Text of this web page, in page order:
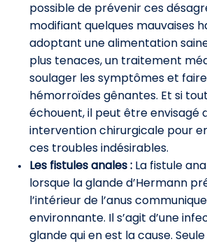
possible de prévenir ces
modifiant quelques mauvaises
adoptant une alimentation
plus tenaces, un traitement
soulager les symptômes et
hémorroïdes gênantes. Et si
échouent, il peut être envisagé
intervention chirurgicale pour
ces troubles indésirables.
Les fistules anales : La fistule
lorsque la glande d’Hermann
l’intérieur de l’anus
environnante. Il s’agit d’une
glande qui en est la cause.